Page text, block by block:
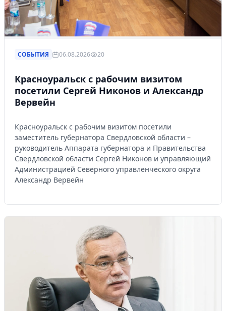
СОБЫТИЯ 06.08.2026 20
Красноуральск с рабочим визитом
посетили Сергей Никонов и Александр
Вервейн
Красноуральск с рабочим визитом посетили
заместитель губернатора Свердловской области –
руководитель Аппарата губернатора и Правительства
Свердловской области Сергей Никонов и управляющий
Администрацией Северного управленческого округа
Александр Вервейн